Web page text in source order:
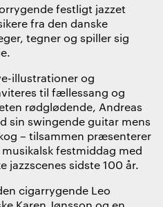
festligt jazzet
fra den danske
tegner og spiller sig
illustrationer og
til fællessang og
rødglødende, Andreas
sin swingende guitar mens
– tilsammen præsenterer
festmiddag med
jazzscenes sidste 100 år.
cigarrygende Leo